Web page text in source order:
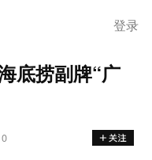
登录
底捞副牌“广